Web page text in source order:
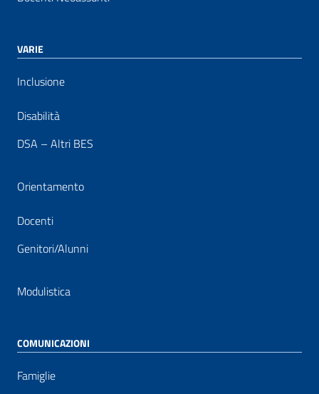
VARIE
Inclusione
Disabilità
DSA – Altri BES
Orientamento
Docenti
Genitori/Alunni
Modulistica
COMUNICAZIONI
Famiglie